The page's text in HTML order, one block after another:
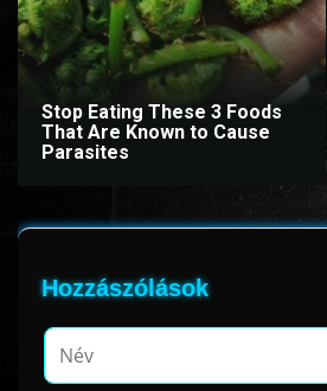
www.onlinefilmvilag2.eu,Copyright ©
semmilyen jogsértő tartalmat. Minden
Frissítve: 2026.07.27
Stop Eating These 3 Foods
That Are Known to Cause
Parasites
Hozzászólások